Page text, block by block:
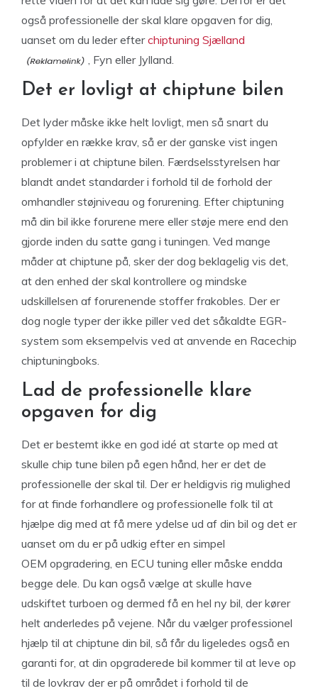
også professionelle der skal klare opgaven for dig,
uanset om du leder efterchiptuning Sjælland
, Fyn eller Jylland.
Det er lovligt at chiptune bilen
Det lyder måske ikke helt lovligt, men så snart du
opfylder en række krav, så er der ganske vist ingen
problemer i at chiptune bilen. Færdselsstyrelsen har
blandt andet standarder i forhold til de forhold der
omhandler støjniveau og forurening. Efter chiptuning
må din bil ikke forurene mere eller støje mere end den
gjorde inden du satte gang i tuningen. Ved mange
måder at chiptune på, sker der dog beklagelig vis det,
at den enhed der skal kontrollere og mindske
udskillelsen af forurenende stoffer frakobles. Der er
dog nogle typer der ikke piller ved det såkaldte EGR-
system som eksempelvis ved at anvende en Racechip
chiptuningboks.
Lad de professionelle klare
opgaven for dig
Det er bestemt ikke en god idé at starte op med at
skulle chip tune bilen på egen hånd, her er det de
professionelle der skal til. Der er heldigvis rig mulighed
for at finde forhandlere og professionelle folk til at
hjælpe dig med at få mere ydelse ud af din bil og det er
uanset om du er på udkig efter en simpel
OEM opgradering, en ECU tuning eller måske endda
begge dele. Du kan også vælge at skulle have
udskiftet turboen og dermed få en hel ny bil, der kører
helt anderledes på vejene. Når du vælger professionel
hjælp til at chiptune din bil, så får du ligeledes også en
garanti for, at din opgraderede bil kommer til at leve op
til de lovkrav der er på området i forhold til de